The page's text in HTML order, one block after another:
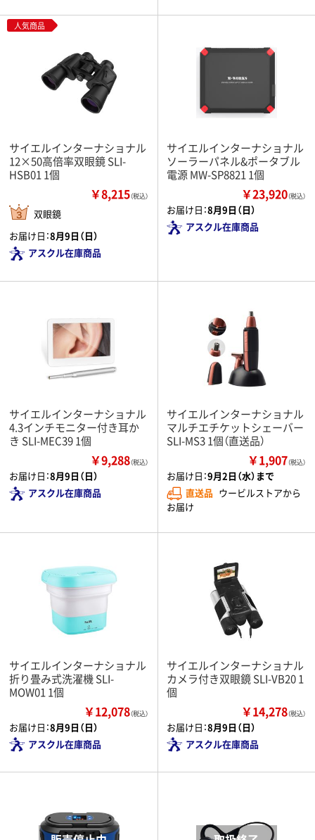
人気商品
サイエルインターナショナル
12×50高倍率双眼鏡 SLI-
HSB01 1個
￥8,215（税込）
双眼鏡
お届け日：8月9日（日）
アスクル在庫商品
サイエルインターナショナル
ソーラーパネル&ポータブル
電源 MW-SP8821 1個
￥23,920（税込）
お届け日：8月9日（日）
アスクル在庫商品
サイエルインターナショナル
4.3インチモニター付き耳か
き SLI-MEC39 1個
￥9,288（税込）
お届け日：8月9日（日）
アスクル在庫商品
サイエルインターナショナル
マルチエチケットシェーバー
SLI-MS3 1個（直送品）
￥1,907（税込）
お届け日：9月2日（水）まで
直送品 ウービルストアから
お届け
サイエルインターナショナル
折り畳み式洗濯機 SLI-
MOW01 1個
￥12,078（税込）
お届け日：8月9日（日）
アスクル在庫商品
サイエルインターナショナル
カメラ付き双眼鏡 SLI-VB20 1
個
￥14,278（税込）
お届け日：8月9日（日）
アスクル在庫商品